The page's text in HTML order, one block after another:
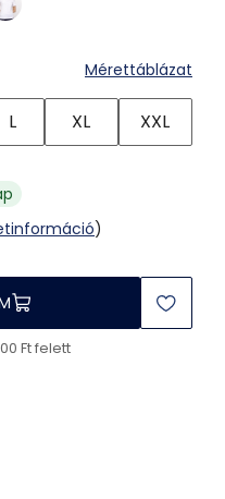
Mérettáblázat
L XL XXL
)
Ft felett